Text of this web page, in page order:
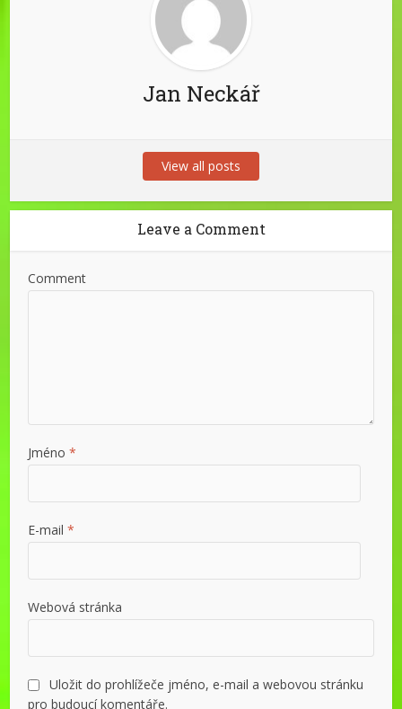
Jan Neckář
View all posts
Leave a Comment
Comment
Jméno*
E-mail*
Webová stránka
Uložit do prohlížeče jméno, e-mail a webovou stránku
pro budoucí komentáře.